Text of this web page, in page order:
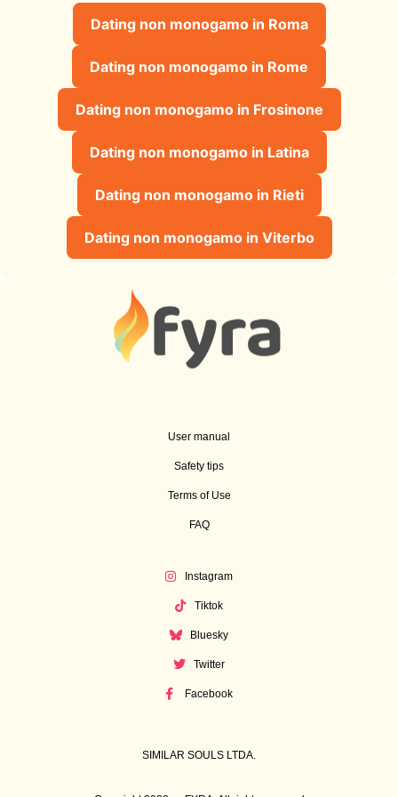
Dating non monogamo in Roma
Dating non monogamo in Rome
Dating non monogamo in Frosinone
Dating non monogamo in Latina
Dating non monogamo in Rieti
Dating non monogamo in Viterbo
User manual
Safety tips
Terms of Use
FAQ
Instagram
Tiktok
Bluesky
Twitter
Facebook
SIMILAR SOULS LTDA.